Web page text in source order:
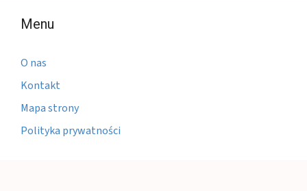
Menu
O nas
Kontakt
Mapa strony
Polityka prywatności